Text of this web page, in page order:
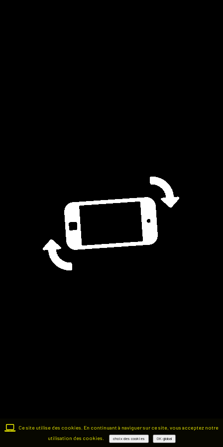
Ce site utilise des cookies. En continuant à naviguer sur ce site, vous acceptez notre
utilisation des cookies.
choix des cookies OK global